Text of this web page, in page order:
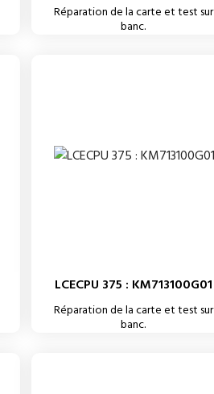
Réparation de la carte et test sur
banc.
LCECPU 375 : KM713100G01
Réparation de la carte et test sur
banc.